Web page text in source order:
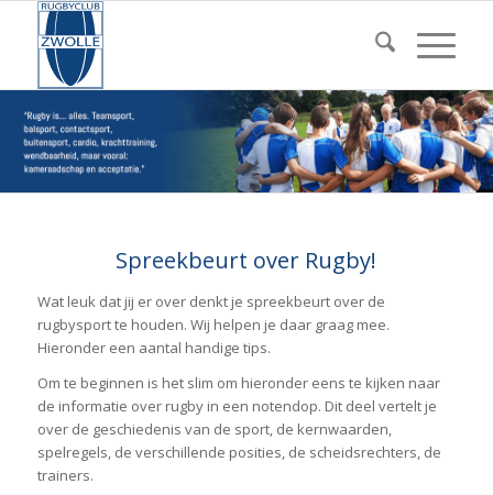
Spreekbeurt over Rugby!
Wat leuk dat jij er over denkt je spreekbeurt over de
rugbysport te houden. Wij helpen je daar graag mee.
Hieronder een aantal handige tips.
Om te beginnen is het slim om hieronder eens te kijken naar
de informatie over rugby in een notendop. Dit deel vertelt je
over de geschiedenis van de sport, de kernwaarden,
spelregels, de verschillende posities, de scheidsrechters, de
trainers.